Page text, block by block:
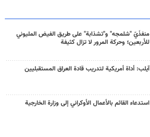
منفذَيّ "شلمجه" و"تشذابة" على طريق الفيض المليوني
للأربعين؛ وحركة المرور لا تزال كثيفة
آيلب: أداة أمريكية لتدريب قادة العراق المستقبليين
استدعاء القائم بالأعمال الأوكراني إلى وزارة الخارجية